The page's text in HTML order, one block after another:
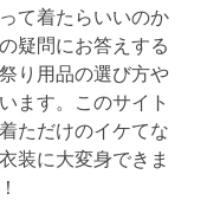
て着たらいいのか
疑問にお答えする
り用品の選び方や
ます。このサイト
ただけのイケてな
装に大変身できま